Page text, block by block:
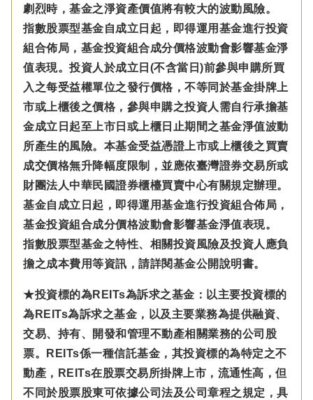
劇烈時，基金之淨資產價值將有較大的波動風險。
指數股票型基金自成立日起，即得運用基金進行投資
組合佈局，基金投資組合成分價格波動會影響基金淨
值表現。投資人於成立日(不含當日)前參與申購所買
入之每受益權單位之發行價格，不等同於基金掛牌上
市或上櫃後之價格，參與申購之投資人需自行承擔基
金成立日起至上市日或上櫃日止期間之基金淨值波動
所產生的風險。本基金受益憑證上市或上櫃後之買賣
成交價格無升降幅度限制，並應依臺灣證券交易所或
財團法人中華民國證券櫃檯買賣中心有關規定辦理。
基金自成立日起，即得運用基金進行投資組合佈局，
基金投資組合成分價格波動會影響基金淨值表現。
指數股票型基金之特性、相關投資風險及投資人應負
擔之成本費用等資訊，請詳閱基金公開說明書。
★投資標的為REITs為訴求之基金：以主要投資標的
為REITs為訴求之基金，以及主要業務為提供融資、
交易、持有、開發和管理不動產相關業務的公司股
票。REITs係一種信託基金，其投資標的為特定之不
動產，REITs在股票交易所掛牌上市，流通性高，但
不同於股票股東可依據公司法及公司章程之規定，具